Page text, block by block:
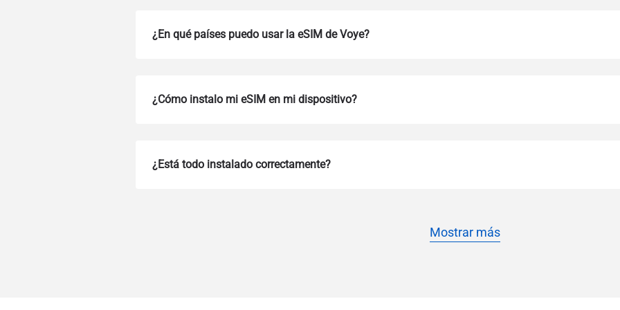
¿En qué países puedo usar la eSIM de Voye?
¿Cómo instalo mi eSIM en mi dispositivo?
¿Está todo instalado correctamente?
Mostrar más
How do I get my eSim?
provide you with a QR code or activation details that you can scan or
in your device settings. Once activated, you can enjoy the benefits of